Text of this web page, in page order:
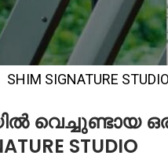
SHIM SIGNATURE STUDIO
വെച്ചുണ്ടായ
STUDIO